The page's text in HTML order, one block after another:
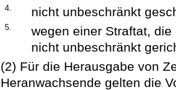
4. nicht unbeschränkt
5.
wegen einer Straftat,
nicht unbeschränkt
(2) Für die Herausgabe von
Heranwachsende gelten die